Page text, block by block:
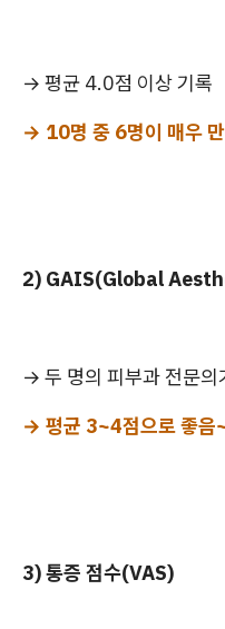
→ 평균 4.0점 이상 기록
→ 10명 중 6명이 매우
2) GAIS(Global
→ 두 명의 피부과 전문의
→ 평균 3~4점으로 좋음
3) 통증 점수(VAS)